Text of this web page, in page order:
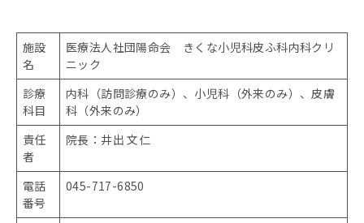
施設
名
医療法人社団陽命会 きくな小児科皮ふ科内科クリ
ニック
診療
科目
内科（訪問診療のみ）、小児科（外来のみ）、皮膚
科（外来のみ）
責任
者
院長：井出 文仁
電話
番号
045-717-6850